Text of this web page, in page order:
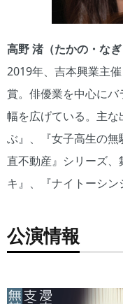
高野 渚（たかの・なぎ
2019年、吉本興業主
賞。俳優業を中心に
幅を広げている。主
ぶ』、『女子高生の
直不動産』シリーズ
キ』、『ナイトーシン
公演情報